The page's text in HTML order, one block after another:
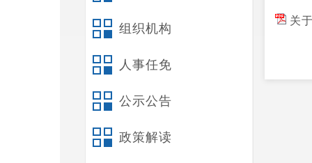
组织机构
人事任免
公示公告
政策解读
关